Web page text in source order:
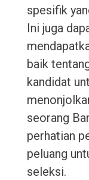
spesifik
Ini juga
baik
kandidat
seorang
perhatian
peluang
seleksi.